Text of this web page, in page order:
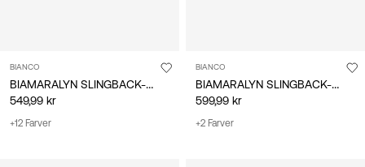
BIANCO
BIAMARALYN SLINGBACK-SKO
549,99 kr
+12 Farver
BIANCO
BIAMARALYN SLINGBACK-SKO
599,99 kr
+2 Farver